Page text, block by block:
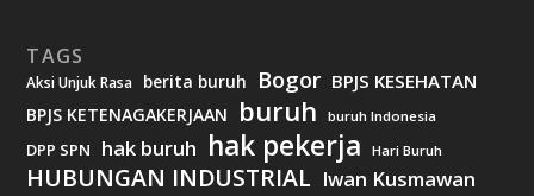
TAGS
Aksi Unjuk Rasa berita buruh Bogor BPJS KESEHATAN
BPJS KETENAGAKERJAAN buruh buruh Indonesia
DPP SPN hak buruh hak pekerja Hari Buruh
HUBUNGAN INDUSTRIAL Iwan Kusmawan